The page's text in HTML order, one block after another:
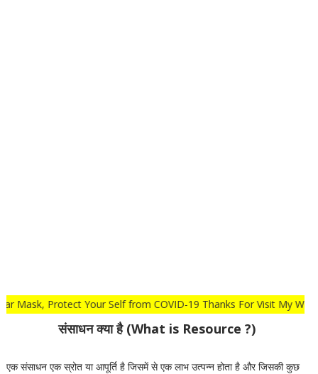
Mask, Protect Your Self from COVID-19 Thanks For Visit My
संसाधन क्या है (What is Resource ?)
एक संसाधन एक स्रोत या आपूर्ति है जिसमें से एक लाभ उत्पन्न होता है और जिसकी कुछ